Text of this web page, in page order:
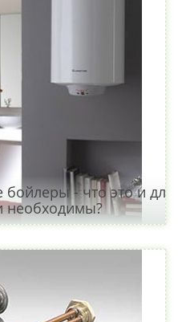
- что это и для
необходимы?